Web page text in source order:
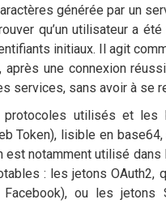
générée par un
qu’un utilisateur a
initiaux. Il agit
une connexion
services, sans avoir à se
utilisés et les
Token), lisible en
notamment utilisé
: les jetons OAuth2,
ou les jetons